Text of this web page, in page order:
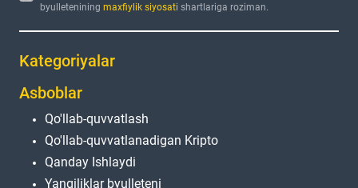
byulleteniningmaxfiylik siyosati shartlariga roziman.
Kategoriyalar
Asboblar
Qo'llab-quvvatlash
Qo'llab-quvvatlanadigan Kripto
Qanday Ishlaydi
Yangiliklar byulleteni